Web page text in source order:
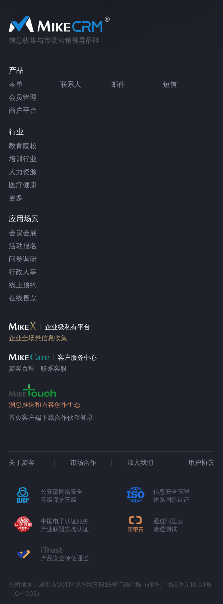
信息收集与市场营销领导品牌
产品
表单 联系人 邮件
短信
会员管理
商户平台
行业
教育院校
培训行业
人力资源
医疗健康
更多
应用场景
会议会展
活动报名
问卷调研
行政人事
线上预约
在线售票
企业级私有平台
企业全场景信息收集
客户服务中心
麦客百科
联系客服
消息推送和内容创作生态
首页客户端下载合作伙伴登录
关于麦客 市场合作 加入我们 用户协议
公安部网络安全
等级保护三级
信息安全管理
体系国际认证
中国电子认证服务
产业联盟实名认证
通过阿里云
渗透测试
产品安全评估通过
公司地址：成都市锦江区锦华路三段88号汇融广场（锦华）1栋5单元10层1号
（C-1005）